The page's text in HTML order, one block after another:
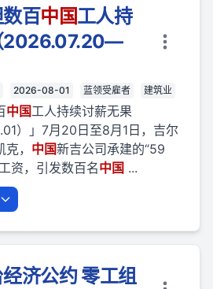
百中国工人持
2026.07.20—
2026-08-01 蓝领受雇者 建筑业
中国工人持续讨薪无果
）」7月20日至8月1日，吉尔
， 中国新吉公司承建的“59
资，引发数百名中国 ...
济公约 零工组